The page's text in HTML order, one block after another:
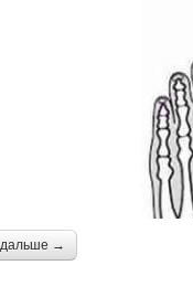
дальше →